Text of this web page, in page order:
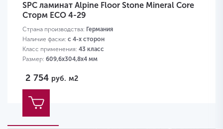
SPC ламинат Alpine Floor Stone Mineral Core
Сторм ЕСО 4-29
Страна производства: Германия
Наличие фаски: с 4-х сторон
Класс применения: 43 класс
Размер: 609,6х304,8х4 мм
2 754 руб. м2